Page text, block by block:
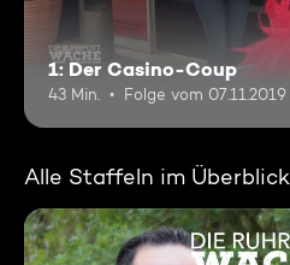
1: Der Casino-Coup
43 Min. Folge vom 07.11.2019
Alle Staffeln im Überblick